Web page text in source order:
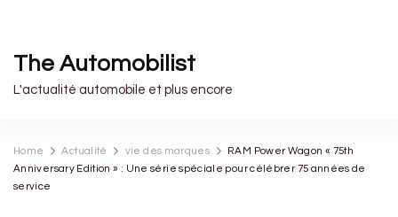
The Automobilist
L'actualité automobile et plus encore
Home Actualité vie des marques
RAM Power Wagon « 75th
Anniversary Edition » : Une série spéciale pour célébrer 75 années de
service